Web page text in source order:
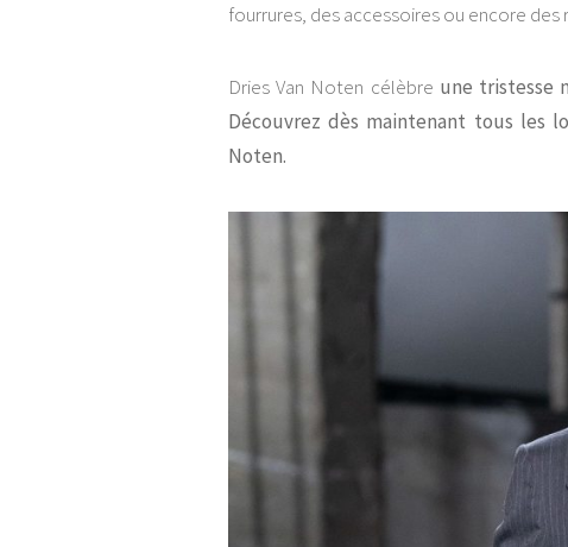
fourrures, des accessoires ou encore des
Dries Van Noten célèbre une tristesse
Découvrez dès maintenant tous les
Noten.